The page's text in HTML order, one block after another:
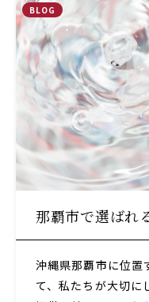
BLOG
那覇市で選ば
沖縄県那覇市に位
て、私たちが大切に